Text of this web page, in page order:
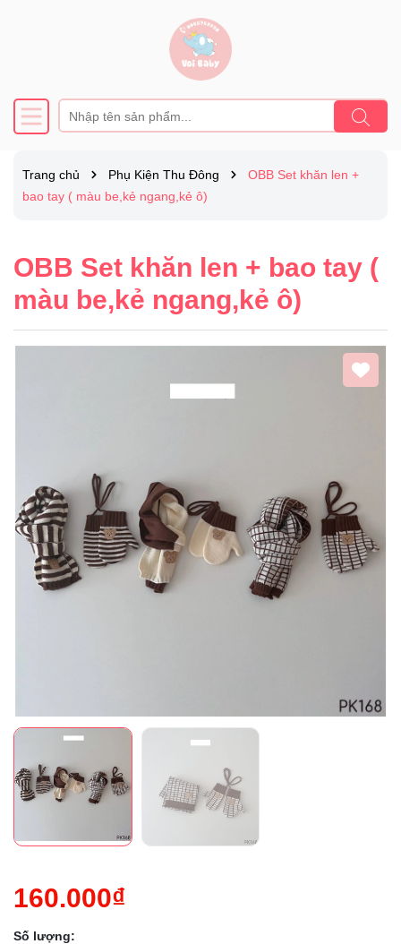
Trang chủ Phụ Kiện Thu Đông
OBB Set khăn len +
bao tay ( màu be,kẻ ngang,kẻ ô)
OBB Set khăn len + bao tay (
màu be,kẻ ngang,kẻ ô)
160.000₫
Số lượng:
Mã giảm giá: